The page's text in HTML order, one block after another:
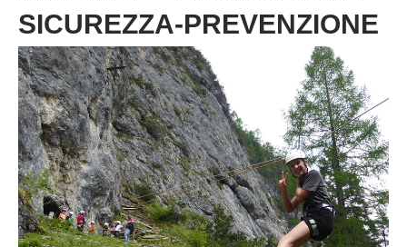
SICUREZZA-PREVENZIONE